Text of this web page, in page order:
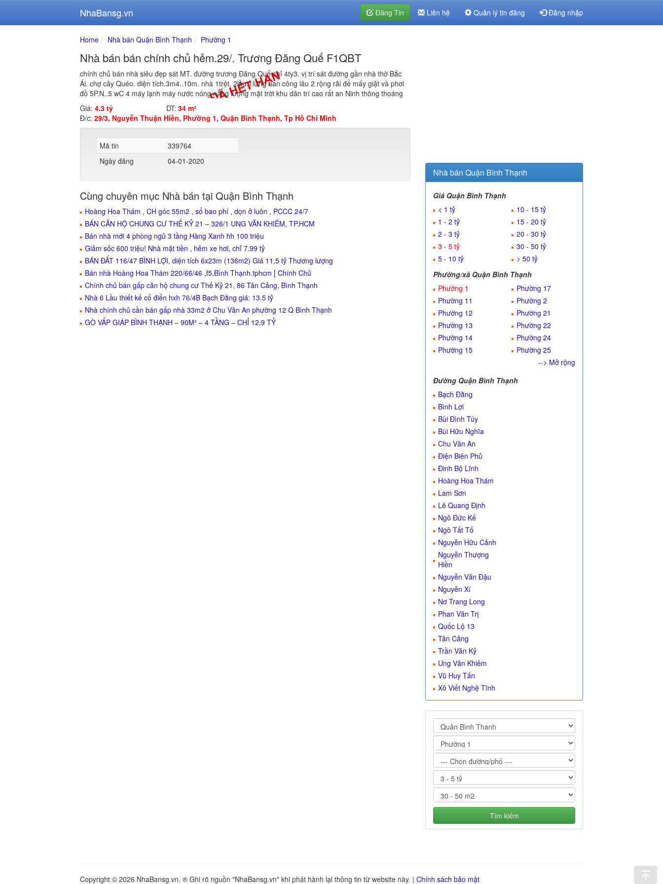
NhaBansg.vn Đăng Tin Liên hệ Quản lý tin đăng Đăng nhập
Home Nhà bán Quận Bình Thạnh Phường 1
Nhà bán bán chính chủ hẻm.29/. Trương Đăng Quế F1QBT
chính chủ bán nhà siêu đẹp sát MT. đường trương Đăng Quế chỉ 4ty3. vị trí sát đường gần nhà thờ Bắc
Ái. chợ cây Quéo. diện tích.3m4..10m. nhà 1trệt. 2lầu.1lửng ban công lâu 2 rộng rãi để mấy giặt và phơi
đồ 5P.N..5 wC 4 máy lạnh máy nước nóng năng lượng mặt trời khu dân trí cao rất an Ninh thông thoáng
Giá: 4.3 tỷ DT: 34 m²
Đ/c: 29/3, Nguyễn Thuận Hiền, Phường 1, Quận Bình Thạnh, Tp Hồ Chí Minh
Mã tin
339764
Ngày đăng
04-01-2020
Cùng chuyên mục Nhà bán tại Quận Bình Thạnh
Hoàng Hoa Thám , CH góc 55m2 , sổ bao phí , dọn ở luôn , PCCC 24/7
BÁN CĂN HỘ CHUNG CƯ THẾ KỶ 21 – 326/1 UNG VĂN KHIÊM, TP.HCM
Bán nhà mới 4 phòng ngủ 3 tầng Hàng Xanh hh 100 triệu
Giảm sốc 600 triệu! Nhà mặt tiền , hẻm xe hơi, chỉ 7.99 tỷ
BÁN ĐẤT 116/47 BÌNH LỢI, diện tích 6x23m (136m2) Giá 11,5 tỷ Thương lượng
Bán nhà Hoàng Hoa Thám 220/66/46 ,f5,Bình Thạnh.tphcm [ Chính Chủ
Chính chủ bán gấp căn hộ chung cư Thế Kỷ 21, 86 Tân Cảng, Bình Thạnh
Nhà 6 Lầu thiết kế cổ điển hxh 76/4B Bạch Đằng giá: 13.5 tỷ
Nhà chính chủ cần bán gấp nhà 33m2 ở Chu Văn An phường 12 Q Bình Thạnh
GÒ VẤP GIÁP BÌNH THẠNH – 90M² – 4 TẦNG – CHỈ 12.9 TỶ
Nhà bán Quận Bình Thạnh
Giá Quận Bình Thạnh
< 1 tỷ
1 - 2 tỷ
2 - 3 tỷ
3 - 5 tỷ
5 - 10 tỷ
10 - 15 tỷ
15 - 20 tỷ
20 - 30 tỷ
30 - 50 tỷ
> 50 tỷ
Phường/xã Quận Bình Thạnh
Phường 1
Phường 11
Phường 12
Phường 13
Phường 14
Phường 15
Phường 17
Phường 2
Phường 21
Phường 22
Phường 24
Phường 25
--> Mở rộng
Đường Quận Bình Thạnh
Bạch Đằng
Bình Lợi
Bùi Đình Túy
Bùi Hữu Nghĩa
Chu Văn An
Điện Biên Phủ
Đinh Bộ Lĩnh
Hoàng Hoa Thám
Lam Sơn
Lê Quang Định
Ngô Đức Kế
Ngô Tất Tố
Nguyễn Hữu Cảnh
Nguyễn Thượng
Hiền
Nguyễn Văn Đậu
Nguyễn Xí
Nơ Trang Long
Phan Văn Trị
Quốc Lộ 13
Tân Cảng
Trần Văn Kỷ
Ung Văn Khiêm
Vũ Huy Tấn
Xô Viết Nghệ Tĩnh
Tìm kiếm
Copyright © 2026 NhaBansg.vn. ® Ghi rõ nguồn "NhaBansg.vn" khi phát hành lại thông tin từ website này. | Chính sách bảo mật